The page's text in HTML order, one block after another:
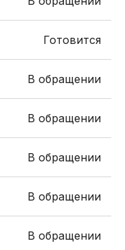
Готовится
В обращении
В обращении
В обращении
В обращении
В обращении